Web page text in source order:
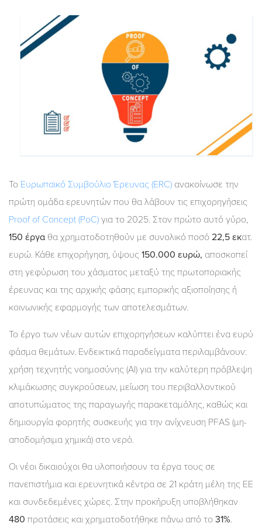
Το Ευρωπαϊκό Συμβούλιο Έρευνας (ERC) ανακοίνωσε την
πρώτη ομάδα ερευνητών που θα λάβουν τις επιχορηγήσεις
Proof of Concept (PoC) για το 2025. Στον πρώτο αυτό γύρο,
150 έργα θα χρηματοδοτηθούν με συνολικό ποσό 22,5 εκατ.
ευρώ. Κάθε επιχορήγηση, ύψους 150.000 ευρώ, αποσκοπεί
στη γεφύρωση του χάσματος μεταξύ της πρωτοποριακής
έρευνας και της αρχικής φάσης εμπορικής αξιοποίησης ή
κοινωνικής εφαρμογής των αποτελεσμάτων.
Το έργο των νέων αυτών επιχορηγήσεων καλύπτει ένα ευρύ
φάσμα θεμάτων. Ενδεικτικά παραδείγματα περιλαμβάνουν:
χρήση τεχνητής νοημοσύνης (ΑΙ) για την καλύτερη πρόβλεψη
κλιμάκωσης συγκρούσεων, μείωση του περιβαλλοντικού
αποτυπώματος της παραγωγής παρακεταμόλης, καθώς και
δημιουργία φορητής συσκευής για την ανίχνευση PFAS (μη-
αποδομήσιμα χημικά) στο νερό.
Οι νέοι δικαιούχοι θα υλοποιήσουν τα έργα τους σε
πανεπιστήμια και ερευνητικά κέντρα σε 21 κράτη μέλη της ΕΕ
και συνδεδεμένες χώρες. Στην προκήρυξη υποβλήθηκαν
480 προτάσεις και χρηματοδοτήθηκε πάνω από το 31%.